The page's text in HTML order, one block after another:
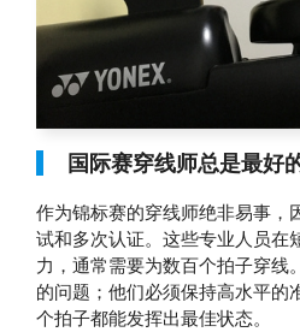
国际赛穿线师总是最好
作为锦标赛的穿线师绝非易事，
试和多次认证。这些专业人员在
力，通常需要为数百个拍子穿线
的问题；他们必须保持高水平的
个拍子都能发挥出最佳状态。